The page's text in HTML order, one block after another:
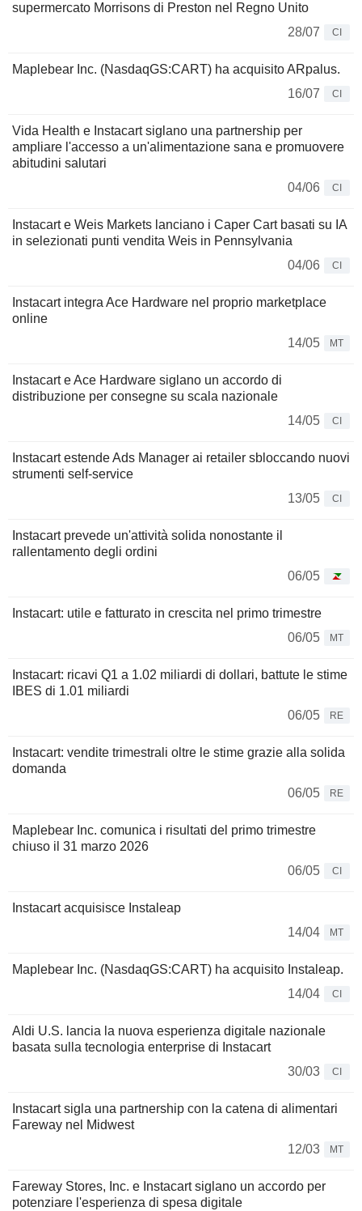
supermercato Morrisons di Preston nel Regno Unito
28/07
CI
Maplebear Inc. (NasdaqGS:CART) ha acquisito ARpalus.
16/07
CI
Vida Health e Instacart siglano una partnership per
ampliare l'accesso a un'alimentazione sana e promuovere
abitudini salutari
04/06
CI
Instacart e Weis Markets lanciano i Caper Cart basati su IA
in selezionati punti vendita Weis in Pennsylvania
04/06
CI
Instacart integra Ace Hardware nel proprio marketplace
online
14/05
MT
Instacart e Ace Hardware siglano un accordo di
distribuzione per consegne su scala nazionale
14/05
CI
Instacart estende Ads Manager ai retailer sbloccando nuovi
strumenti self-service
13/05
CI
Instacart prevede un'attività solida nonostante il
rallentamento degli ordini
06/05
Instacart: utile e fatturato in crescita nel primo trimestre
06/05
MT
Instacart: ricavi Q1 a 1.02 miliardi di dollari, battute le stime
IBES di 1.01 miliardi
06/05
RE
Instacart: vendite trimestrali oltre le stime grazie alla solida
domanda
06/05
RE
Maplebear Inc. comunica i risultati del primo trimestre
chiuso il 31 marzo 2026
06/05
CI
Instacart acquisisce Instaleap
14/04
MT
Maplebear Inc. (NasdaqGS:CART) ha acquisito Instaleap.
14/04
CI
Aldi U.S. lancia la nuova esperienza digitale nazionale
basata sulla tecnologia enterprise di Instacart
30/03
CI
Instacart sigla una partnership con la catena di alimentari
Fareway nel Midwest
12/03
MT
Fareway Stores, Inc. e Instacart siglano un accordo per
potenziare l'esperienza di spesa digitale